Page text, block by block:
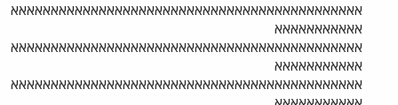
אאאאאאאאאאאאאאאאאאאאאאאאאאאאאאאאאאאאאאאאאאאא
אאאאאאאאאאא
אאאאאאאאאאאאאאאאאאאאאאאאאאאאאאאאאאאאאאאאאאאא
אאאאאאאאאאא
אאאאאאאאאאאאאאאאאאאאאאאאאאאאאאאאאאאאאאאאאאאא